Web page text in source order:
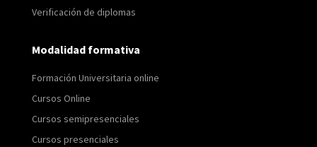
Verificación de diplomas
Modalidad formativa
Formación Universitaria online
Cursos Online
Cursos semipresenciales
Cursos presenciales